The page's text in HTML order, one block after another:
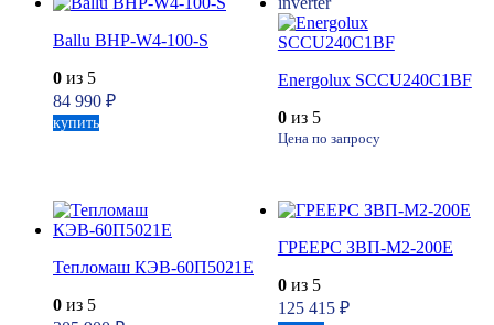
Ballu BHP-W4-100-S
0 из 5
84 990 ₽
купить
Energolux SCCU240C1BF
0из 5
Цена по запросу
Тепломаш КЭВ-60П5021Е
0 из 5
ГРЕЕРС ЗВП-М2-200Е
0из 5
125 415 ₽